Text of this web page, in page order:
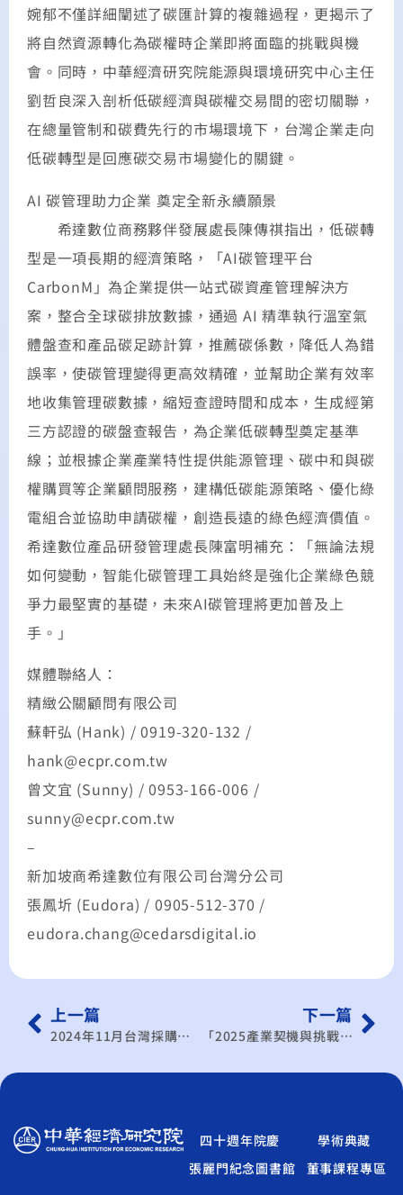
婉郁不僅詳細闡述了碳匯計算的複雜過程，更揭示了
將自然資源轉化為碳權時企業即將面臨的挑戰與機
會。同時，中華經濟研究院能源與環境研究中心主任
劉哲良深入剖析低碳經濟與碳權交易間的密切關聯，
在總量管制和碳費先行的市場環境下，台灣企業走向
低碳轉型是回應碳交易市場變化的關鍵。
AI 碳管理助力企業 奠定全新永續願景
希達數位商務夥伴發展處長陳傳祺指出，低碳轉
型是一項長期的經濟策略，「AI碳管理平台
CarbonM」為企業提供一站式碳資產管理解決方
案，整合全球碳排放數據，通過 AI 精準執行溫室氣
體盤查和產品碳足跡計算，推薦碳係數，降低人為錯
誤率，使碳管理變得更高效精確，並幫助企業有效率
地收集管理碳數據，縮短查證時間和成本，生成經第
三方認證的碳盤查報告，為企業低碳轉型奠定基準
線；並根據企業產業特性提供能源管理、碳中和與碳
權購買等企業顧問服務，建構低碳能源策略、優化綠
電組合並協助申請碳權，創造長遠的綠色經濟價值。
希達數位產品研發管理處長陳富明補充：「無論法規
如何變動，智能化碳管理工具始終是強化企業綠色競
爭力最堅實的基礎，未來AI碳管理將更加普及上
手。」
媒體聯絡人：
精緻公關顧問有限公司
蘇軒弘 (Hank) / 0919-320-132 /
hank@ecpr.com.tw
曾文宜 (Sunny) / 0953-166-006 /
sunny@ecpr.com.tw
–
新加坡商希達數位有限公司台灣分公司
張鳳圻 (Eudora) / 0905-512-370 /
eudora.chang@cedarsdigital.io
上一篇
2024年11月台灣採購經理人指數發布記者會
下一篇
「2025產業契機與挑戰」2024下半年台灣採購經理人營運展望研討會
四十週年院慶
學術典藏
張麗門紀念圖書館
董事課程專區